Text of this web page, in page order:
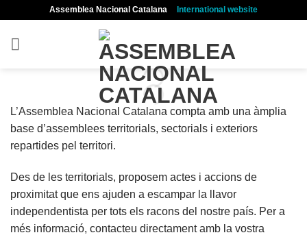
content
Assemblea Nacional Catalana International website
L’Assemblea Nacional Catalana compta amb una àmplia
base d’assemblees territorials, sectorials i exteriors
repartides pel territori.
Des de les territorials, proposem actes i accions de
proximitat que ens ajuden a escampar la llavor
independentista per tots els racons del nostre país. Per a
més informació, contacteu directament amb la vostra